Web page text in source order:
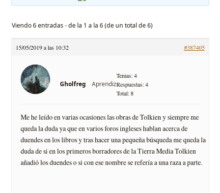
Viendo 6 entradas - de la 1 a la 6 (de un total de 6)
15/05/2019 a las 10:32 #387405
Gholfreg Aprendiz
Temas: 4
Respuestas: 4
Total: 8
Me he leído en varias ocasiones las obras de Tolkien y siempre me
queda la duda ya que en varios foros ingleses hablan acerca de
duendes en los libros y tras hacer una pequeña búsqueda me queda la
duda de si en los primeros borradores de la Tierra Media Tolkien
añadió los duendes o si con ese nombre se refería a una raza a parte.